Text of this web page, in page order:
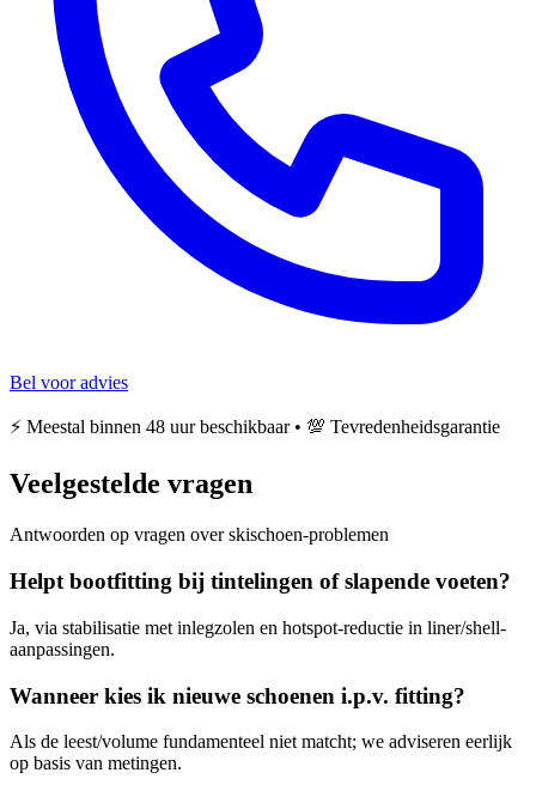
Bel voor advies
⚡ Meestal binnen 48 uur beschikbaar • 💯 Tevredenheidsgarantie
Veelgestelde vragen
Antwoorden op vragen over skischoen-problemen
Helpt bootfitting bij tintelingen of slapende voeten?
Ja, via stabilisatie met inlegzolen en hotspot-reductie in liner/shell-
aanpassingen.
Wanneer kies ik nieuwe schoenen i.p.v. fitting?
Als de leest/volume fundamenteel niet matcht; we adviseren eerlijk
op basis van metingen.